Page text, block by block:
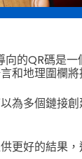
向的QR碼是
和地理圍欄
為多個鏈接
更好的結果